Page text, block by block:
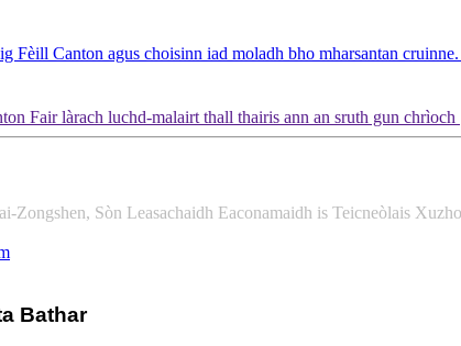
Zongshen, Sòn Leasachaidh Eaconamaidh is Teicneòlais
Bathar